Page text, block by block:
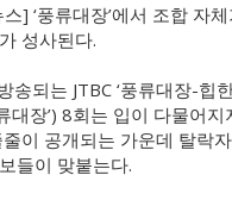
] ‘풍류대장’에서 조합 자
성사된다.
송되는 JTBC ‘풍류대장-힙
대장’) 8회는 입이 다물어
이 공개되는 가운데 탈락
들이 맞붙는다.